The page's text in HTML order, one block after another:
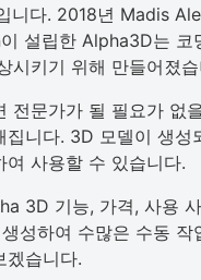
니다. 2018년 Madis
설립한 Alpha3D는 코
시키기 위해 만들어졌
전문가가 될 필요가 없
집니다. 3D 모델이 생성
여 사용할 수 있습니다.
3D 기능, 가격, 사용
성하여 수많은 수동 작
겠습니다.